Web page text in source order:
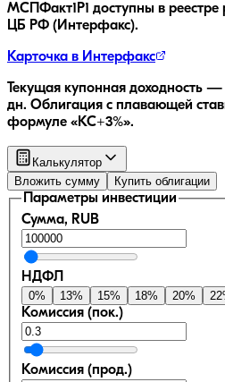
МСПФакт1P1 доступны в
ЦБ РФ (Интерфакс).
Карточка в Интерфакс
Текущая купонная доходность —
дн. Облигация с плавающей
формуле «КС+3%».
Калькулятор
Вложить сумму
Купить облигации
Параметры инвестиции
Сумма, RUB
НДФЛ
0% 13% 15% 18% 20% 22
Комиссия (пок.)
Комиссия (прод.)